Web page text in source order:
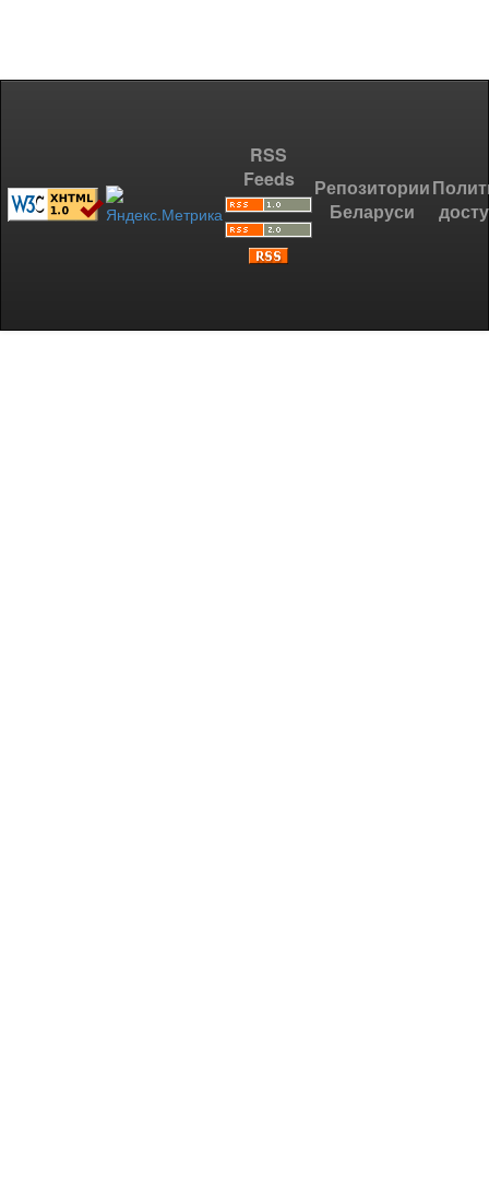
RSS
Feeds
Репозитории
Беларуси